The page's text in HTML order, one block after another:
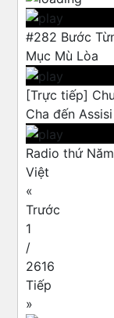
#282 Bước
Mục Mù Lòa
[Trực tiếp]
Cha đến
Radio thứ
Việt
«
Trước
1
/
2616
Tiếp
»